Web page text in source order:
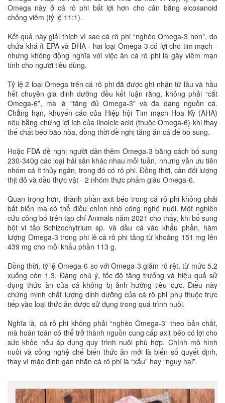
Omega này ở cá rô phi bất lợi hơn cho cân bằng eicosanoid
chống viêm (tỷ lệ 11:1).
Kết quả này giải thích vì sao cá rô phi “nghèo Omega-3 hơn", do
chứa khá ít EPA và DHA - hai loại Omega-3 có lợi cho tim mạch -
nhưng không đồng nghĩa với việc ăn cá rô phi là gây viêm mạn
tính cho người tiêu dùng.
Tỷ lệ 2 loại Omega trên cá rô phi đã được ghi nhận từ lâu và hầu
hết chuyên gia dinh dưỡng đều kết luận rằng, không phải “cắt
Omega-6”, mà là "tăng đủ Omega-3" và đa dạng nguồn cá.
Chẳng hạn, khuyến cáo của Hiệp hội Tim mạch Hoa Kỳ (AHA)
nêu bằng chứng lợi ích của linoleic acid (thuộc Omega-6) khi thay
thế chất béo bão hòa, đồng thời đề nghị tăng ăn cá để bổ sung.
Hoặc FDA đề nghị người dân thêm Omega-3 bằng cách bổ sung
230-340g các loại hải sản khác nhau mỗi tuần, nhưng vẫn ưu tiên
nhóm cá ít thủy ngân, trong đó có rô phi. Đồng thời, cân đối lượng
thịt đỏ và dầu thực vật - 2 nhóm thực phẩm giàu Omega-6.
Quan trọng hơn, thành phần axit béo trong cá rô phi không phải
bất biến mà có thể điều chỉnh nhờ công nghệ nuôi. Một nghiên
cứu công bố trên tạp chí Animals năm 2021 cho thấy, khi bổ sung
bột vi tảo Schizochytrium sp. và dầu cá vào khẩu phần, hàm
lượng Omega-3 trong phi lê cá rô phi tăng từ khoảng 151 mg lên
439 mg cho mỗi khẩu phần 113 g.
Đồng thời, tỷ lệ Omega-6 so với Omega-3 giảm rõ rệt, từ mức 5,2
xuống còn 1,3. Đáng chú ý, tốc độ tăng trưởng và hiệu quả sử
dụng thức ăn của cá không bị ảnh hưởng tiêu cực. Điều này
chứng minh chất lượng dinh dưỡng của cá rô phi phụ thuộc trực
tiếp vào loại thức ăn được sử dụng trong quá trình nuôi.
Nghĩa là, cá rô phi không phải “nghèo Omega-3” theo bản chất,
mà hoàn toàn có thể trở thành nguồn cung cấp axit béo có lợi cho
sức khỏe nếu áp dụng quy trình nuôi phù hợp. Chính mô hình
nuôi và công nghệ chế biến thức ăn mới là biến số quyết định,
thay vì mặc định gán nhãn cá rô phi là “xấu” hay “nguy hại”.